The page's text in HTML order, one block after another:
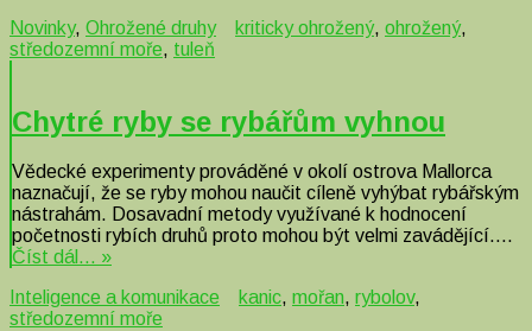
Novinky, Ohrožené druhy kriticky ohrožený, ohrožený,
středozemní moře, tuleň
Chytré ryby se rybářům vyhnou
Vědecké experimenty prováděné v okolí ostrova Mallorca
naznačují, že se ryby mohou naučit cíleně vyhýbat rybářským
nástrahám. Dosavadní metody využívané k hodnocení
početnosti rybích druhů proto mohou být velmi zavádějící….
Číst dál… »
Inteligence a komunikace
kanic, mořan, rybolov,
středozemní moře